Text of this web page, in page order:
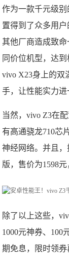
作为一款千元级
置得到了众多用
其他厂商造成致
同价位机型，达
vivo X23身上的双
手，让性能实力进
当然，vivo Z3在
有高通骁龙710芯
神经网络。并且
版，售价为1598
除了以上这些，
1000元神券、100
期免息，限时领